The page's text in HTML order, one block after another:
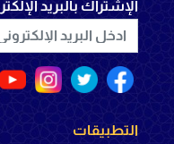
الإشتراك بالبريد
التطبيقات